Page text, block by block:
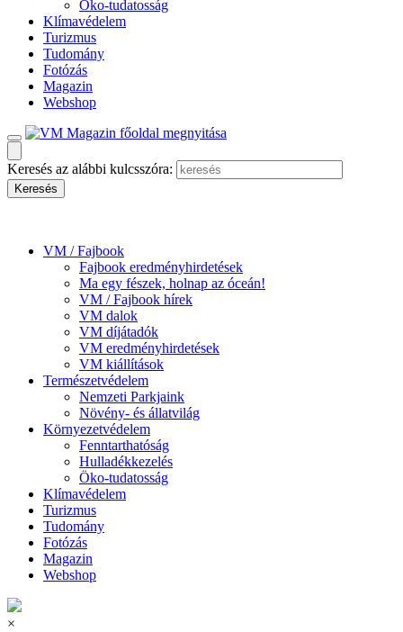
Öko-tudatosság
Klímavédelem
Turizmus
Tudomány
Fotózás
Magazin
Webshop
Keresés az alábbi kulcsszóra:
VM / Fajbook
Fajbook eredményhirdetések
Ma egy fészek, holnap az óceán!
VM / Fajbook hírek
VM dalok
VM díjátadók
VM eredményhirdetések
VM kiállítások
Természetvédelem
Nemzeti Parkjaink
Növény- és állatvilág
Környezetvédelem
Fenntarthatóság
Hulladékkezelés
Öko-tudatosság
Klímavédelem
Turizmus
Tudomány
Fotózás
Magazin
Webshop
×